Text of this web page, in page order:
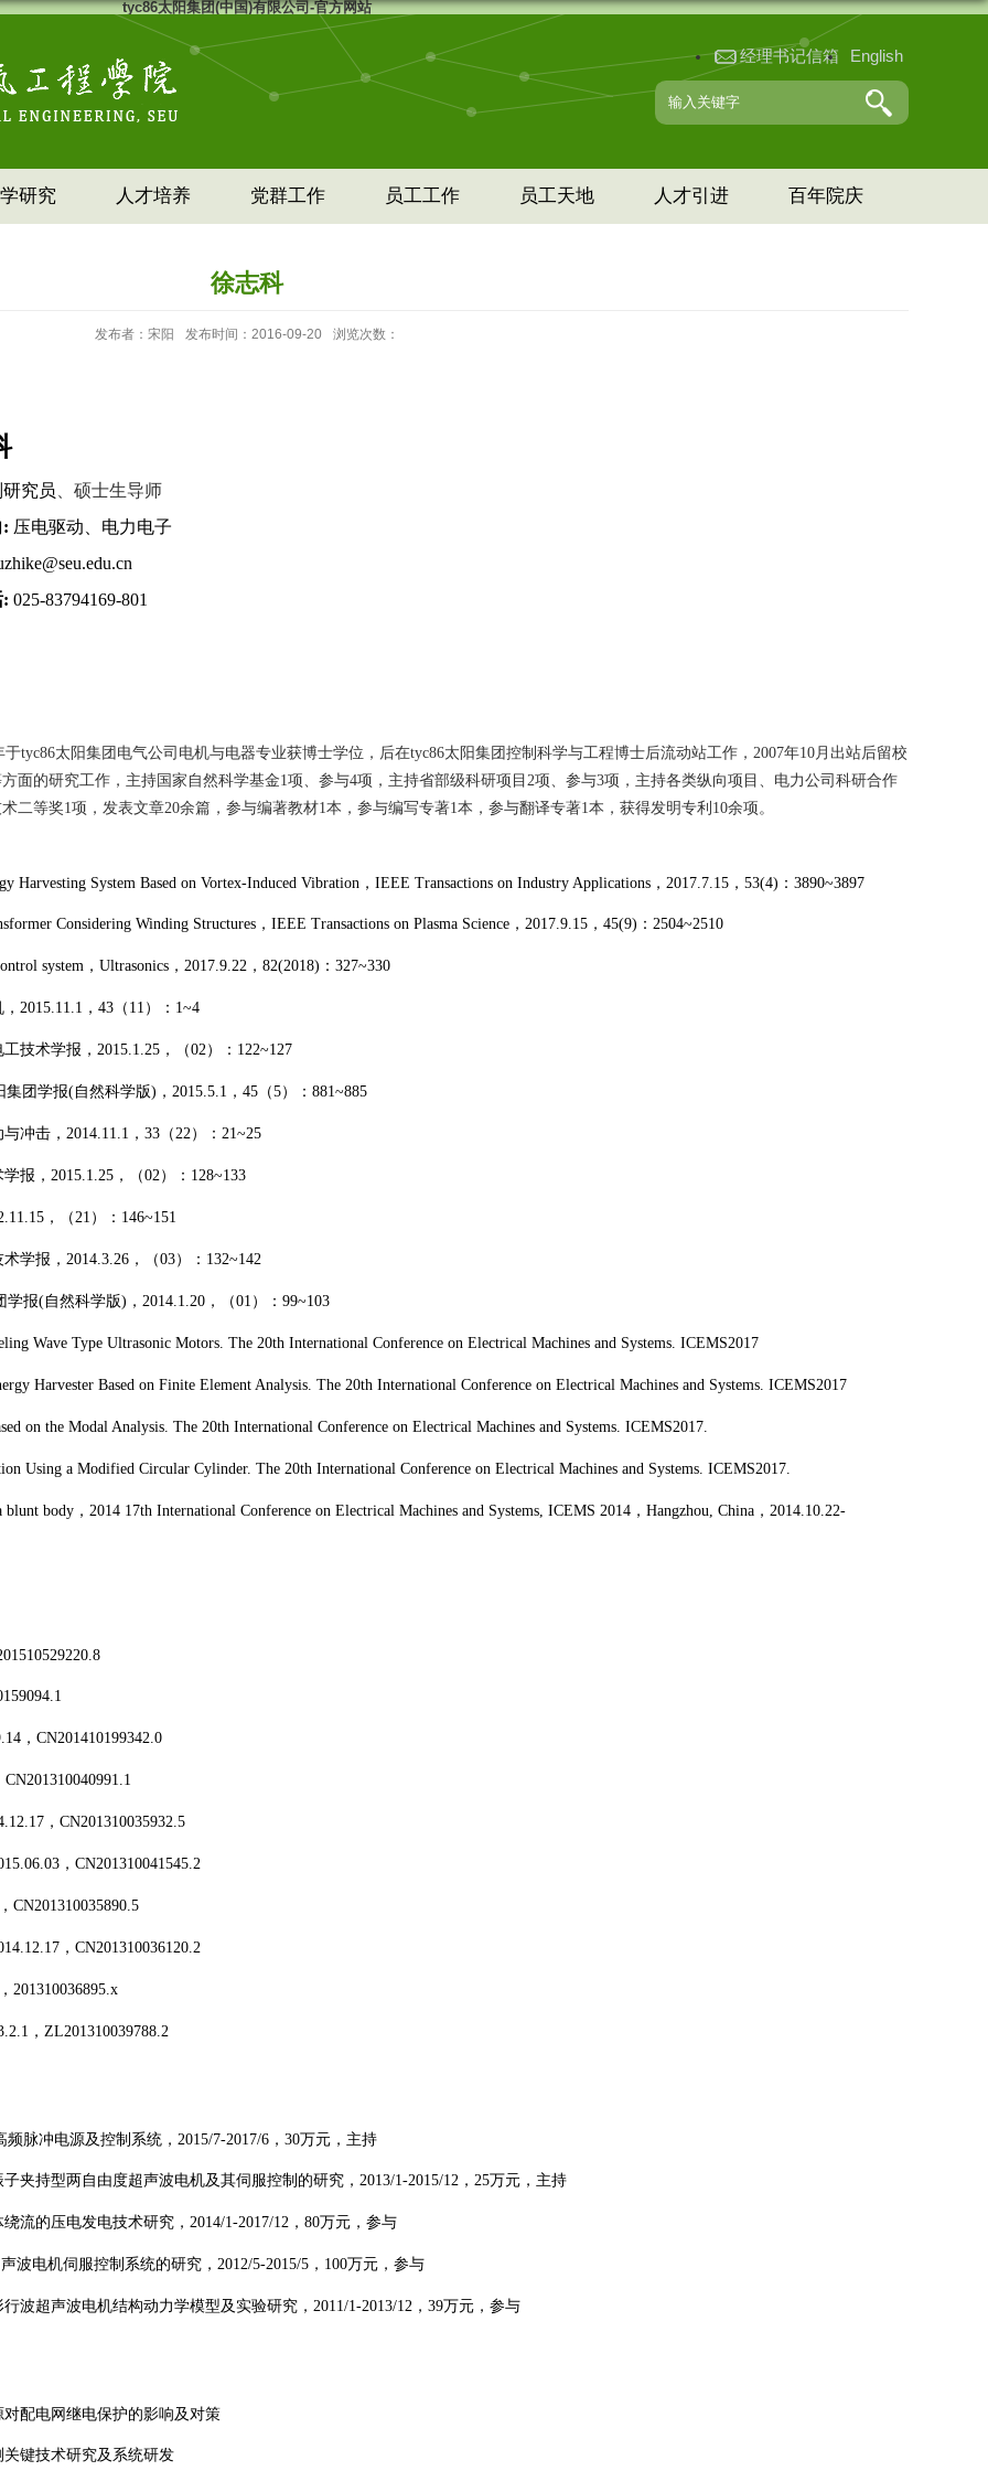
tyc86太阳集团(中国)有限公司-官方网站
经理书记信箱 English
研究 人才培养 党群工作 员工工作 员工天地 人才引进 百年院庆
徐志科
发布者：宋阳 发布时间：2016-09-20 浏览次数：
究 员 、硕士生导师
: 压电驱动、电力电子
: 025-83794169-801
于tyc86太阳集团电气公司电机与电器专业获博士学位，后在tyc86太阳集团控制科学与工程博士后流动站工作， 2007年10月出站后留校
面的研究工作，主持国家自然科学基金1项、参与4项，主持省部级科研项目 2项、参与3项，主持各类纵向项目、电力公司科研合作
二等奖1项，发表文章20余篇，参与编著教材1本，参与编写专著1本，参与翻译专著1本，获得发明专利 10余项。
Harvesting System Based on Vortex-Induced Vibration ， IEEE Transactions on Industry Applications ， 2017.7.15 ， 53(4) ： 3890~3897
Considering Winding Structures ， IEEE Transactions on Plasma Science ， 2017.9.15 ， 45(9) ： 2504~2510
system ， Ultrasonics ， 2017.9.22 ， 82(2018) ： 327~330
2015.11.1 ， 43 （ 11 ）： 1~4
技术学报， 2015.1.25 ，（02）： 122~127
集团学报(自然科学版) ， 2015.5.1 ， 45 （5）： 881~885
冲击， 2014.11.1 ， 33 （22）： 21~25
报， 2015.1.25 ，（02）： 128~133
，（21 ）： 146~151
学报， 2014.3.26 ，（03）： 132~142
学报(自然科学版) ， 2014.1.20 ，（01 ）： 99~103
Wave Type Ultrasonic Motors. The 20th International Conference on Electrical Machines and Systems. ICEMS2017
Harvester Based on Finite Element Analysis. The 20th International Conference on Electrical Machines and Systems. ICEMS2017
on the Modal Analysis. The 20th International Conference on Electrical Machines and Systems. ICEMS2017.
Using a Modified Circular Cylinder. The 20th International Conference on Electrical Machines and Systems. ICEMS2017.
blunt body ， 2014 17th International Conference on Electrical Machines and Systems, ICEMS 2014 ， Hangzhou, China ， 2014.10.22-
， CN201410199342.0
CN201310040991.1
， CN201310035932.5
， CN201310041545.2
CN201310035890.5
， CN201310036120.2
201310036895.x
， ZL201310039788.2
频脉冲电源及控制系统， 2015/7-2017/6 ， 30万元，主持
夹持型两自由度超声波电机及其伺服控制的研究， 2013/1-2015/12 ， 25万元，主持
流的压电发电技术研究， 2014/1-2017/12 ， 80万元，参与
波电机伺服控制系统的研究， 2012/5-2015/5 ， 100万元，参与
波超声波电机结构动力学模型及实验研究， 2011/1-2013/12 ， 39万元，参与
配电网继电保护的影响及对策
键技术研究及系统研发